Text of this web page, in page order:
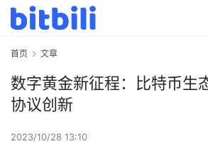
首页 文章
数字黄金新征程：比特币生
协议创新
2023/10/28 13:10